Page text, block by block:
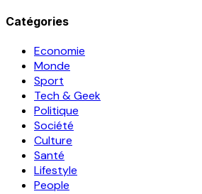
Catégories
Economie
Monde
Sport
Tech & Geek
Politique
Société
Culture
Santé
Lifestyle
People